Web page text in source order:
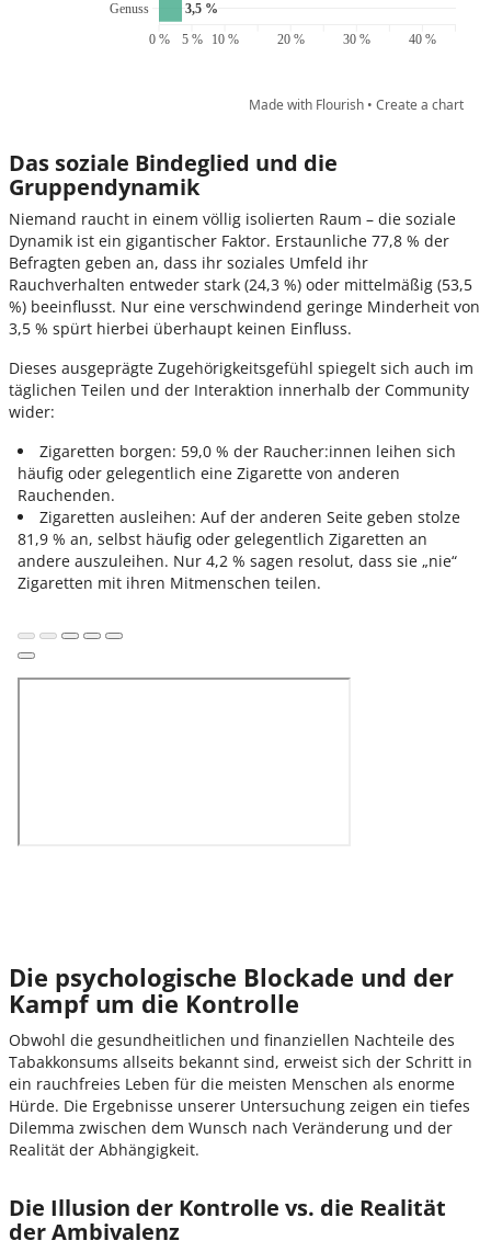
Das soziale Bindeglied und die
Gruppendynamik
Niemand raucht in einem völlig isolierten Raum – die soziale
Dynamik ist ein gigantischer Faktor. Erstaunliche 77,8 % der
Befragten geben an, dass ihr soziales Umfeld ihr
Rauchverhalten entweder stark (24,3 %) oder mittelmäßig (53,5
%) beeinflusst. Nur eine verschwindend geringe Minderheit von
3,5 % spürt hierbei überhaupt keinen Einfluss.
Dieses ausgeprägte Zugehörigkeitsgefühl spiegelt sich auch im
täglichen Teilen und der Interaktion innerhalb der Community
wider:
Zigaretten borgen: 59,0 % der Raucher:innen leihen sich
häufig oder gelegentlich eine Zigarette von anderen
Rauchenden.
Zigaretten ausleihen: Auf der anderen Seite geben stolze
81,9 % an, selbst häufig oder gelegentlich Zigaretten an
andere auszuleihen. Nur 4,2 % sagen resolut, dass sie „nie“
Zigaretten mit ihren Mitmenschen teilen.
Die psychologische Blockade und der
Kampf um die Kontrolle
Obwohl die gesundheitlichen und finanziellen Nachteile des
Tabakkonsums allseits bekannt sind, erweist sich der Schritt in
ein rauchfreies Leben für die meisten Menschen als enorme
Hürde. Die Ergebnisse unserer Untersuchung zeigen ein tiefes
Dilemma zwischen dem Wunsch nach Veränderung und der
Realität der Abhängigkeit.
Die Illusion der Kontrolle vs. die Realität
der Ambivalenz